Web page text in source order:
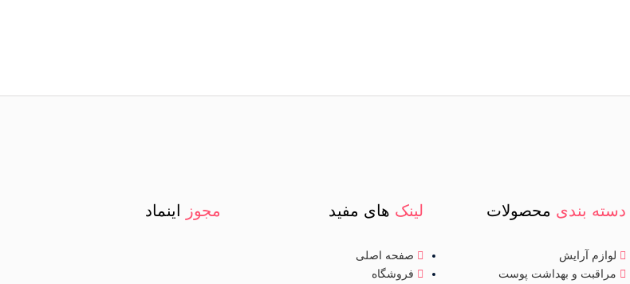
دسته بندی محصولات
لوازم آرایش
مراقبت و بهداشت پوست
لینک های مفید
صفحه اصلی
فروشگاه
مجوز اینماد